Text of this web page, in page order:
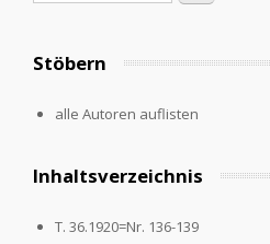
Stöbern
alle Autoren auflisten
Inhaltsverzeichnis
T. 36.1920=Nr. 136-139